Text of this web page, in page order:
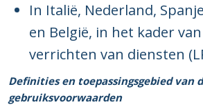
In Italië, Nederland,
en België, in het kader
verrichten van diensten
Definities en toepassingsgebied van
gebruiksvoorwaarden